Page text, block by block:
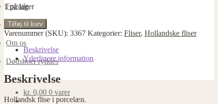
Forside
Produkter
Om os
Dødsboer ryddes
kr. 0,00 0 varer
1 på lager
Hollandsk
flise
H
4
cm
B
4
cm
antal
Tilføj til kurv
Varenummer (SKU): 3367 Kategorier: Fliser, Hollandske fliser
Beskrivelse
Yderligere information
Beskrivelse
Hollandsk flise i porcelæn.